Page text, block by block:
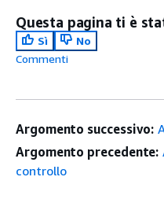
Questa pagina ti è
Sì
No
Commenti
Argomento successivo:
Argomento precedente:
controllo